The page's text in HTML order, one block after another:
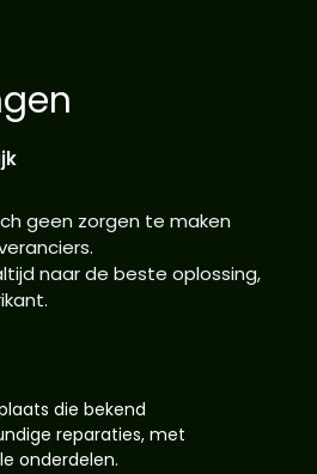
geen zorgen te maken
naar de beste oplossing,
die bekend
reparaties, met
onderdelen.